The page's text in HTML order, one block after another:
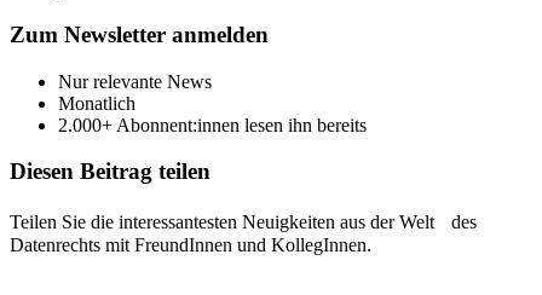
Zum Newsletter anmelden
Nur relevante News
Monatlich
2.000+ Abonnent:innen lesen ihn bereits
Diesen Beitrag teilen
Teilen Sie die interessantesten Neuigkeiten aus der Welt des
Datenrechts mit FreundInnen und KollegInnen.